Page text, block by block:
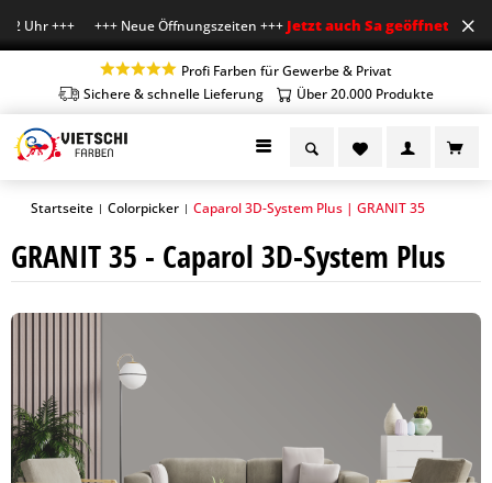
Uhr +++ +++ Neue Öffnungszeiten +++Jetzt auch Sa geöffnet+++ Mo-
Profi Farben für Gewerbe & Privat
Sichere & schnelle Lieferung
Über 20.000 Produkte
Startseite | Colorpicker | Caparol 3D-System Plus | GRANIT 35
GRANIT 35 - Caparol 3D-System Plus